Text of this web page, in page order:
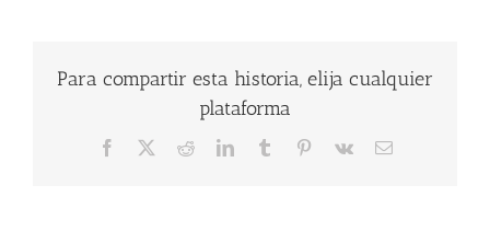
Para compartir esta historia, elija cualquier
plataforma
Facebook RedditLinkedInTumblr Pinterest
Vk
Correo